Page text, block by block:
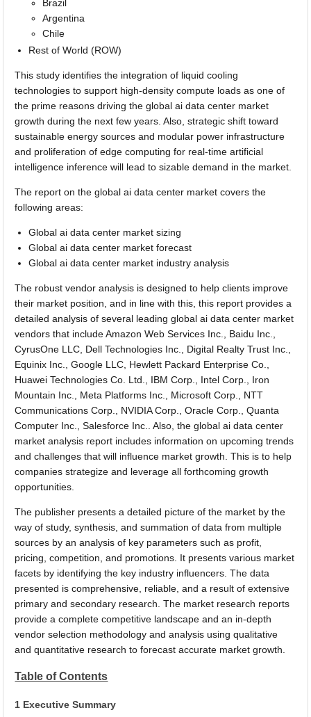
Brazil
Argentina
Chile
Rest of World (ROW)
This study identifies the integration of liquid cooling
technologies to support high-density compute loads as one of
the prime reasons driving the global ai data center market
growth during the next few years. Also, strategic shift toward
sustainable energy sources and modular power infrastructure
and proliferation of edge computing for real-time artificial
intelligence inference will lead to sizable demand in the market.
The report on the global ai data center market covers the
following areas:
Global ai data center market sizing
Global ai data center market forecast
Global ai data center market industry analysis
The robust vendor analysis is designed to help clients improve
their market position, and in line with this, this report provides a
detailed analysis of several leading global ai data center market
vendors that include Amazon Web Services Inc., Baidu Inc.,
CyrusOne LLC, Dell Technologies Inc., Digital Realty Trust Inc.,
Equinix Inc., Google LLC, Hewlett Packard Enterprise Co.,
Huawei Technologies Co. Ltd., IBM Corp., Intel Corp., Iron
Mountain Inc., Meta Platforms Inc., Microsoft Corp., NTT
Communications Corp., NVIDIA Corp., Oracle Corp., Quanta
Computer Inc., Salesforce Inc.. Also, the global ai data center
market analysis report includes information on upcoming trends
and challenges that will influence market growth. This is to help
companies strategize and leverage all forthcoming growth
opportunities.
The publisher presents a detailed picture of the market by the
way of study, synthesis, and summation of data from multiple
sources by an analysis of key parameters such as profit,
pricing, competition, and promotions. It presents various market
facets by identifying the key industry influencers. The data
presented is comprehensive, reliable, and a result of extensive
primary and secondary research. The market research reports
provide a complete competitive landscape and an in-depth
vendor selection methodology and analysis using qualitative
and quantitative research to forecast accurate market growth.
Table of Contents
1 Executive Summary